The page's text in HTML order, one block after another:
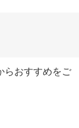
らおすすめをご